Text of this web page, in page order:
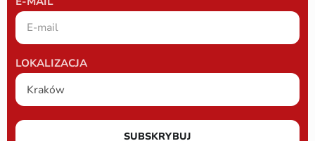
LOKALIZACJA
SUBSKRYBUJ